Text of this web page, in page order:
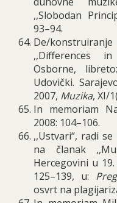
,,Slobodan
93–94.
De/
,,Differences
Osborne,
Udovički.
2007, Muzika, XI/
In memoriam
2008: 104–106.
,,Ustvari“, radi
na članak
Hercegovini u
125–139, u:
osvrt na